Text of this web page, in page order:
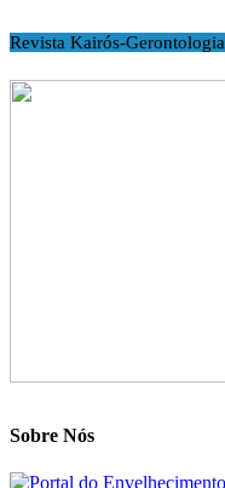
Revista Kairós-Gerontologia
Sobre Nós